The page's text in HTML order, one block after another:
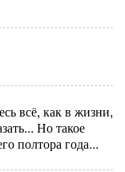
всё, как в жизни,
Но такое
полтора года...